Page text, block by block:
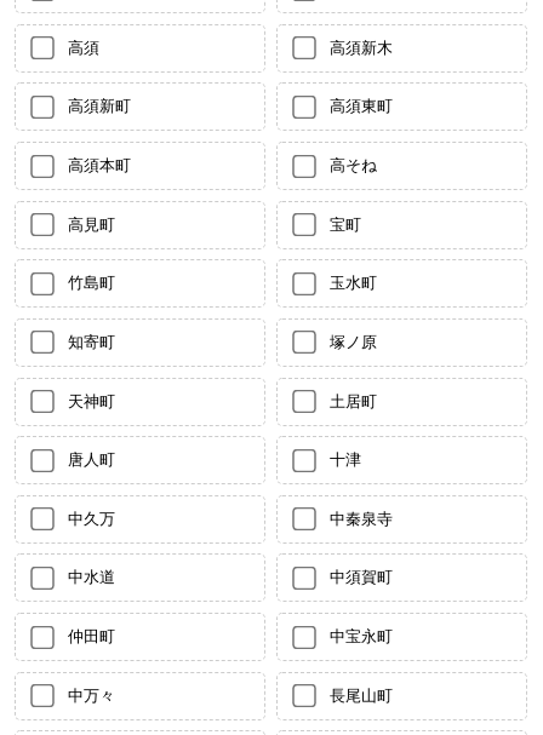
高須 高須新木
高須新町 高須東町
高須本町 高そね
高見町 宝町
竹島町 玉水町
知寄町 塚ノ原
天神町 土居町
唐人町 十津
中久万 中秦泉寺
中水道 中須賀町
仲田町 中宝永町
中万々 長尾山町